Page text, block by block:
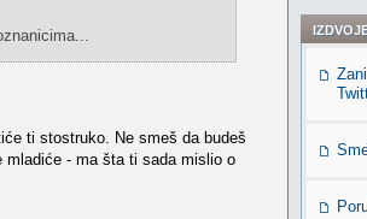
ti stostruko. Ne smeš da budeš
- ma šta ti sada mislio o